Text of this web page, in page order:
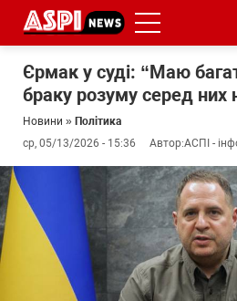
Єрмак у суді: “Маю
браку розуму серед них
Новини » Політика
ср, 05/13/2026 - 15:36
Автор:АСПІ -
#ООС
#боротьба
корупцією
#ДФС